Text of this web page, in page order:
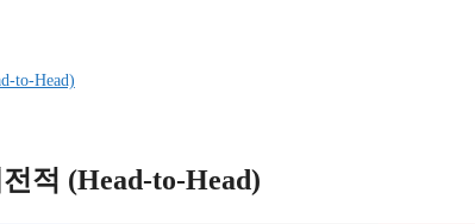
to-Head)
적 (Head-to-Head)